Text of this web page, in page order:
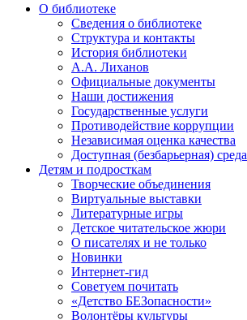
О библиотеке
Сведения о библиотеке
Структура и контакты
История библиотеки
А.А. Лиханов
Официальные документы
Наши достижения
Государственные услуги
Противодействие коррупции
Независимая оценка качества
Доступная (безбарьерная) среда
Детям и подросткам
Творческие объединения
Виртуальные выставки
Литературные игры
Детское читательское жюри
О писателях и не только
Новинки
Интернет-гид
Советуем почитать
«Детство БЕЗопасности»
Волонтёры культуры